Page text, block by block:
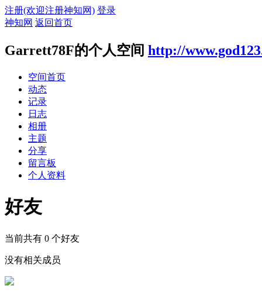
注册(欢迎注册神知网) 登录
神知网 返回首页
Garrett78F的个人空间 http://
空间首页
动态
记录
日志
相册
主题
分享
留言板
个人资料
好友
当前共有 0 个好友
没有相关成员